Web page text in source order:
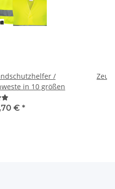
/
Warnweste in 10 größen
€ *